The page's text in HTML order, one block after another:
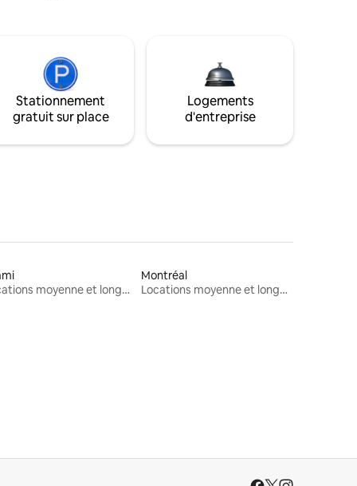
Stationnement
gratuit sur place
Logements
d'entreprise
Locations moyenne et longue durée
Montréal
Locations moyenne et longue durée